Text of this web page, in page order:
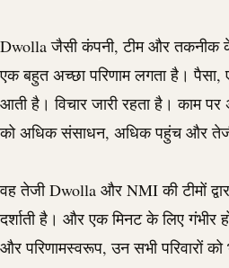
Dwollaजैसी कंपनी, टीम और तकनीक
एक बहुत अच्छा परिणाम लगता है। पैसा,
आती है। विचार जारी रहता है। काम
को अधिक संसाधन, अधिक पहुंच और
वह तेजीDwolla और NMIकी टीमों
दर्शाती है। और एक मिनट के लिए गंभीर
और परिणामस्वरूप, उन सभी परिवारों